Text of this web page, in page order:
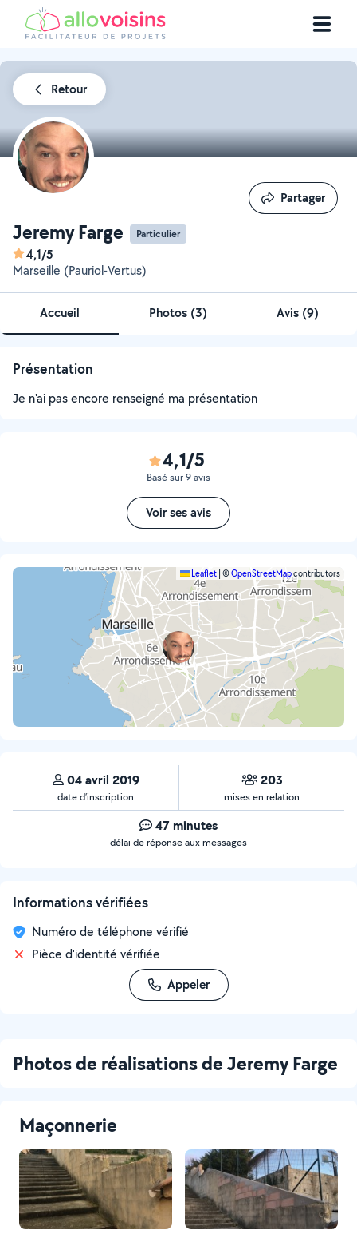
Retour
Jeremy Farge Particulier
4,1/5
Marseille (Pauriol-Vertus)
Partager
Partager
Accueil Photos (3) Avis (9)
Présentation
Je n'ai pas encore renseigné ma présentation
4,1/5
Basé sur 9 avis
Voir ses avis
Leaflet ©OpenStreetMapcontributors
04 avril 2019
date d’inscription
203
mises en relation
47 minutes
délai de réponse aux messages
Informations vérifiées
Numéro de téléphone vérifié
Pièce d'identité vérifiée
Appeler
Photos de réalisations de Jeremy Farge
Maçonnerie